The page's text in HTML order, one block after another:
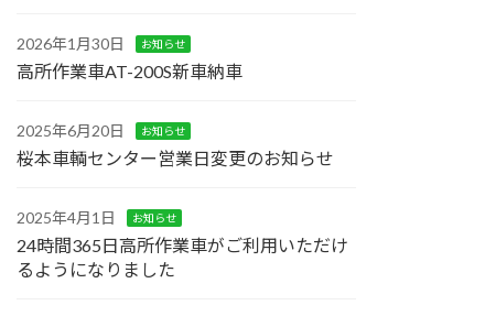
2026年1月30日 お知らせ
高所作業車AT-200S新車納車
2025年6月20日 お知らせ
桜本車輌センター営業日変更のお知らせ
2025年4月1日 お知らせ
24時間365日高所作業車がご利用いただけ
るようになりました